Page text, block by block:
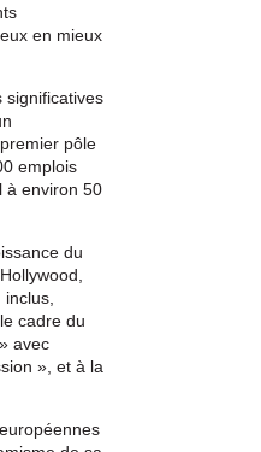
en mieux
significatives
pôle
emplois
à environ 50
du
cadre du
avec
», et à la